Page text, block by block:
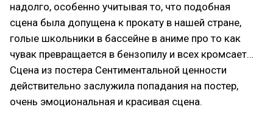
надолго, особенно учитывая то, что подобная
сцена была допущена к прокату в нашей стране,
голые школьники в бассейне в аниме про то как
чувак превращается в бензопилу и всех кромсает…
Сцена из постера Сентиментальной ценности
действительно заслужила попадания на постер,
очень эмоциональная и красивая сцена.